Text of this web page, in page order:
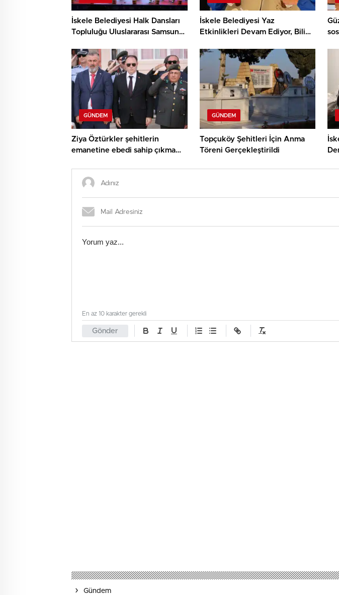
İskele Belediyesi Halk Dansları
Topluluğu Uluslararası Samsun
KKTC’yi Gururla Temsil Ediyor
İskele Belediyesi Yaz
Etkinlikleri Devam Ediyor, Bilim
Çocuklar Öne Çıktı
GÜNDEM
Ziya Öztürkler şehitlerin
emanetine ebedi sahip çıkma
GÜNDEM
Topçuköy Şehitleri İçin Anma
Töreni Gerçekleştirildi
Gönder
En az 10 karakter gerekli
Gündem